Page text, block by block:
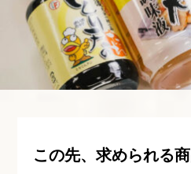
この先、求められる